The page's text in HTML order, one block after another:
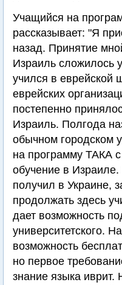
Учащийся на
рассказывает: "Я
назад. Принятие
Израиль сложилось
учился в еврейской
еврейских
постепенно
Израиль. Полгода
обычном городском
на программу ТАКА
обучение в
получил в Украине,
продолжать здесь
дает возможность
университетского.
возможность
но первое
знание языка